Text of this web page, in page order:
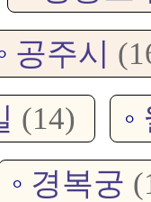
공주시
(14) ◦
◦ 경복궁